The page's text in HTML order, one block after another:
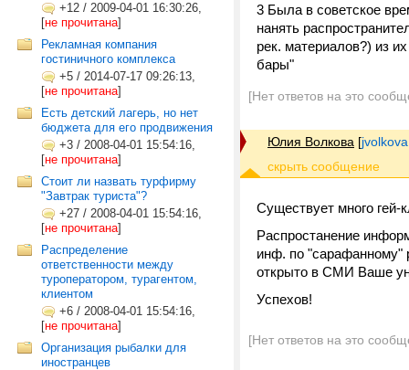
+12 / 2009-04-01 16:30:26,
[не прочитана]
Рекламная компания
гостиничного комплекса
+5 / 2014-07-17 09:26:13,
[не прочитана]
Есть детский лагерь, но нет
бюджета для его продвижения
+3 / 2008-04-01 15:54:16,
[не прочитана]
Стоит ли назвать турфирму
"Завтрак туриста"?
+27 / 2008-04-01 15:54:16,
[не прочитана]
Распределение
ответственности между
туроператором, турагентом,
клиентом
+6 / 2008-04-01 15:54:16,
[не прочитана]
Организация рыбалки для
иностранцев
3 Была в советское
нанять
рек. материалов?) из
бары"
[Нет ответов на это
Юлия Волкова [
Существует много гей-
Распростанение
инф. по "сарафанному"
открыто в СМИ Ваше
Успехов!
[Нет ответов на это